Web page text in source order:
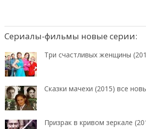
Сериалы-фильмы новые серии:
Три счастливых женщины
Сказки мачехи (2015) все
Призрак в кривом зеркале